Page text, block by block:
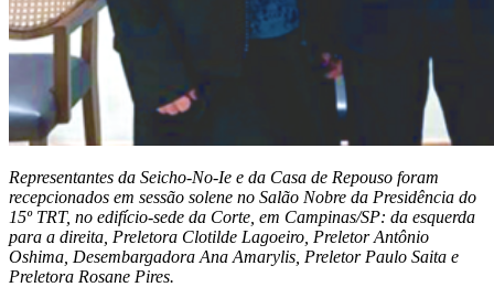
Representantes da Seicho-No-Ie e da Casa de Repouso foram
recepcionados em sessão solene no Salão Nobre da Presidência do
15º TRT, no edifício-sede da Corte, em Campinas/SP: da esquerda
para a direita, Preletora Clotilde Lagoeiro, Preletor Antônio
Oshima, Desembargadora Ana Amarylis, Preletor Paulo Saita e
Preletora Rosane Pires.